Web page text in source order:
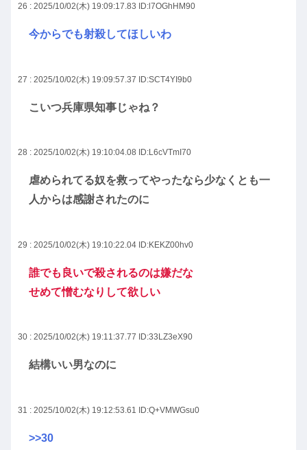
26 : 2025/10/02(木) 19:09:17.83 ID:l7OGhHM90
今からでも射殺してほしいわ
27 : 2025/10/02(木) 19:09:57.37 ID:SCT4YI9b0
こいつ兵庫県知事じゃね？
28 : 2025/10/02(木) 19:10:04.08 ID:L6cVTmI70
虐められてる奴を救ってやったなら少なくとも一
人からは感謝されたのに
29 : 2025/10/02(木) 19:10:22.04 ID:KEKZ00hv0
誰でも良いで殺されるのは嫌だな
せめて憎むなりして欲しい
30 : 2025/10/02(木) 19:11:37.77 ID:33LZ3eX90
結構いい男なのに
31 : 2025/10/02(木) 19:12:53.61 ID:Q+VMWGsu0
>>30